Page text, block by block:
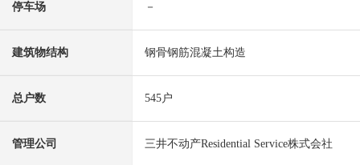
停车场 －
建筑物结构 钢骨钢筋混凝土构造
总户数 545户
管理公司 三井不动产Residential Service株式会社